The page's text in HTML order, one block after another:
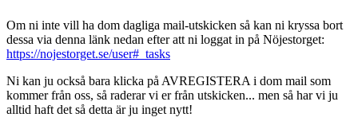
Om ni inte vill ha dom dagliga mail-utskicken så kan ni kryssa bort
dessa via denna länk nedan efter att ni loggat in på Nöjestorget:
https://nojestorget.se/user#_tasks
Ni kan ju också bara klicka på AVREGISTERA i dom mail som
kommer från oss, så raderar vi er från utskicken... men så har vi ju
alltid haft det så detta är ju inget nytt!